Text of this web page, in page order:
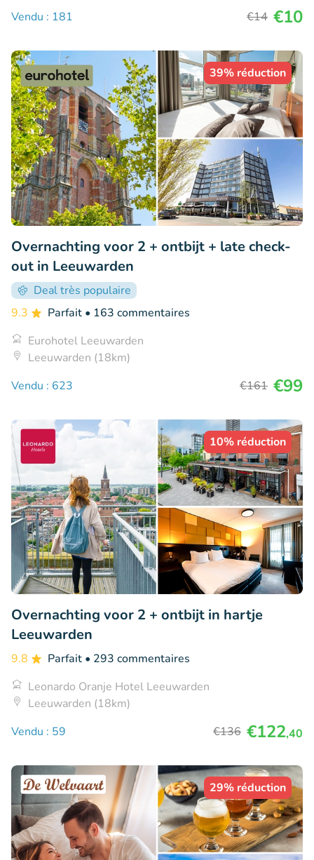
Vendu : 181 €14 €10
39% réduction
Overnachting voor 2 + ontbijt + late check-
out in Leeuwarden
Deal très populaire
9.3
Parfait • 163 commentaires
Eurohotel Leeuwarden
Leeuwarden (18km)
Vendu : 623
€161 €99
10% réduction
Overnachting voor 2 + ontbijt in hartje
Leeuwarden
9.8 Parfait • 293 commentaires
Leonardo Oranje Hotel Leeuwarden
Leeuwarden (18km)
Vendu : 59
€136 €122,40
29% réduction